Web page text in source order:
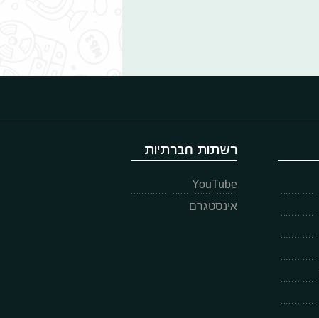
רשתות חברתיות
YouTube
אינסטגרם